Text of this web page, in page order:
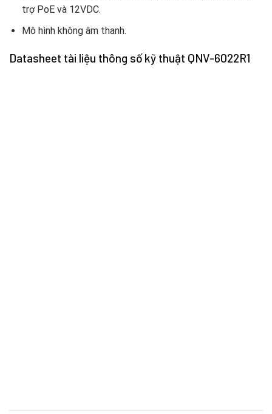
trợ PoE và 12VDC.
Mô hình không âm thanh.
Datasheet tài liệu thông số kỹ thuật QNV-6022R1